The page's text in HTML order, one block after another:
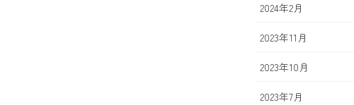
2024年2月
2023年11月
2023年10月
2023年7月